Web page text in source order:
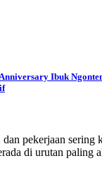
Ibuk
pekerjaan sering
di urutan paling